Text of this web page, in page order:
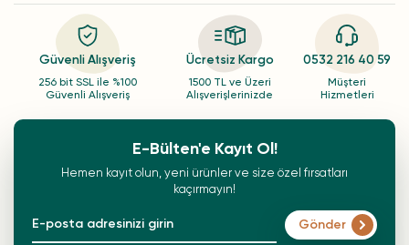
Güvenli Alışveriş
256 bit SSL ile %100
Güvenli Alışveriş
Ücretsiz Kargo
1500 TL ve Üzeri
Alışverişlerinizde
0532 216 40 59
Müşteri
Hizmetleri
E-Bülten'e Kayıt Ol!
Hemen kayıt olun, yeni ürünler ve size özel fırsatları
kaçırmayın!
Gönder